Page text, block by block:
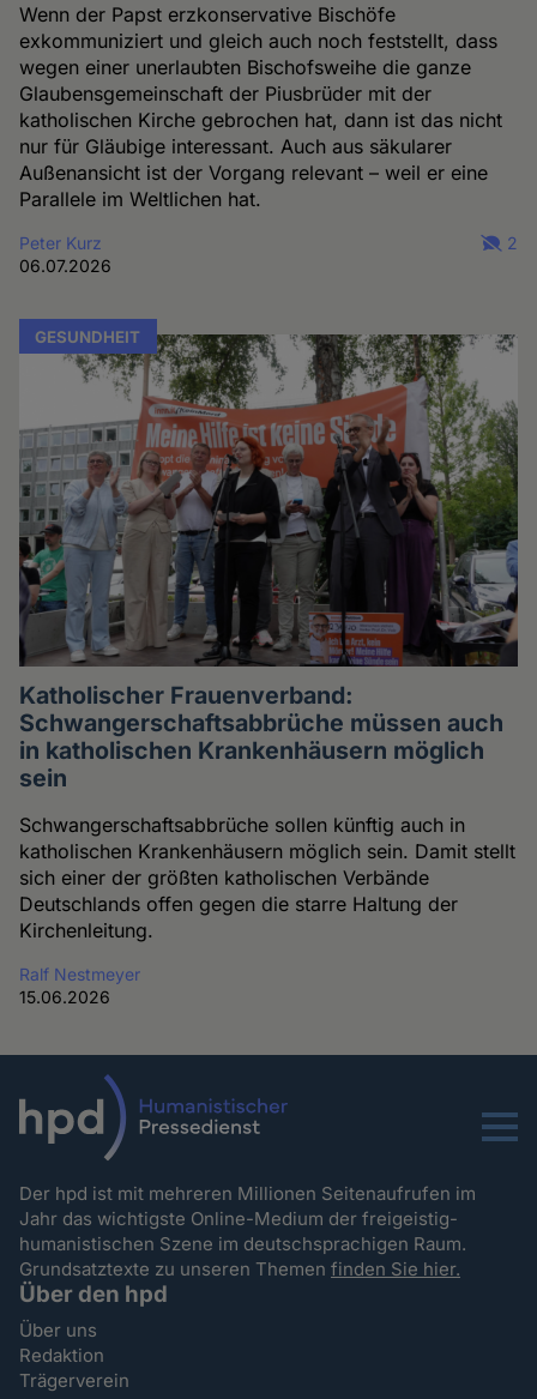
Wenn der Papst erzkonservative Bischöfe
exkommuniziert und gleich auch noch feststellt, dass
wegen einer unerlaubten Bischofsweihe die ganze
Glaubensgemeinschaft der Piusbrüder mit der
katholischen Kirche gebrochen hat, dann ist das nicht
nur für Gläubige interessant. Auch aus säkularer
Außenansicht ist der Vorgang relevant – weil er eine
Parallele im Weltlichen hat.
Peter Kurz
06.07.2026
2
GESUNDHEIT
Katholischer Frauenverband:
Schwangerschaftsabbrüche müssen auch
in katholischen Krankenhäusern möglich
sein
Schwangerschaftsabbrüche sollen künftig auch in
katholischen Krankenhäusern möglich sein. Damit stellt
sich einer der größten katholischen Verbände
Deutschlands offen gegen die starre Haltung der
Kirchenleitung.
Ralf Nestmeyer
15.06.2026
Menu
Der hpd ist mit mehreren Millionen Seitenaufrufen im
Jahr das wichtigste Online-Medium der freigeistig-
humanistischen Szene im deutschsprachigen Raum.
Grundsatztexte zu unseren Themenfinden Sie hier.
Über den hpd
Über uns
Redaktion
Trägerverein